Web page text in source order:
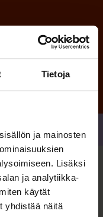
Tietoja
ja mainosten
Lisäksi
ja analytiikka-
käytät
yhdistää näitä